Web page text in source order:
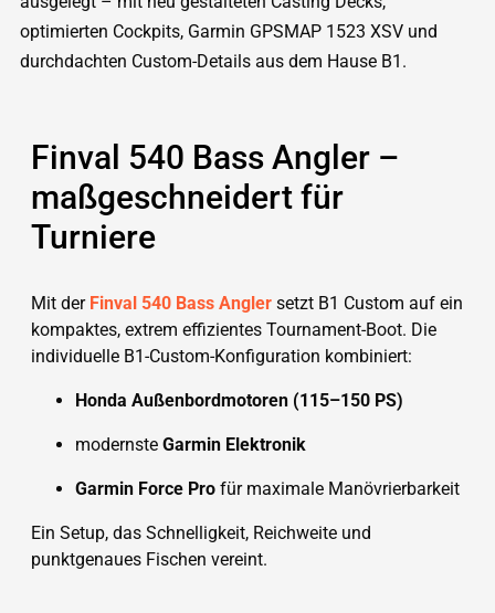
optimierten Cockpits, Garmin GPSMAP 1523 XSV und
durchdachten Custom-Details aus dem Hause B1.
Finval 540 Bass Angler –
maßgeschneidert für
Turniere
Mit der Finval 540 Bass Angler setzt B1 Custom auf ein
kompaktes, extrem effizientes Tournament-Boot. Die
individuelle B1-Custom-Konfiguration kombiniert:
Honda Außenbordmotoren (115–150 PS)
modernste Garmin Elektronik
Garmin Force Pro für maximale Manövrierbarkeit
Ein Setup, das Schnelligkeit, Reichweite und
punktgenaues Fischen vereint.